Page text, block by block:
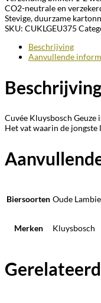
CO2-neutrale en
Stevige, duurzame
SKU: CUKLGEU375
Beschrijving
Aanvullende
Cuvée Kluysbosch Geuze
Het vat waarin de jongste
Biersoorten Oude
Merken Kluysbosch